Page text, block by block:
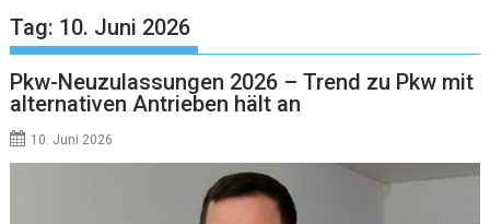
Tag: 10. Juni 2026
Pkw-Neuzulassungen 2026 – Trend zu Pkw mit
alternativen Antrieben hält an
10. Juni 2026